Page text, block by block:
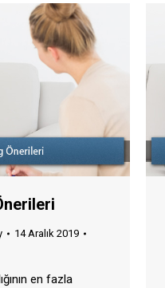
14 Aralık 2019
en fazla